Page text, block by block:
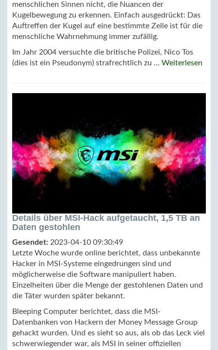
menschlichen Sinnen nicht, die Nuancen der
Kugelbewegung zu erkennen. Einfach ausgedrückt: Das
Auftreffen der Kugel auf eine bestimmte Zelle ist für die
menschliche Wahrnehmung immer zufällig.
Im Jahr 2004 versuchte die britische Polizei, Nico Tos
(dies ist ein Pseudonym) strafrechtlich zu ... Weiterlesen
Details über MSI-Hack aufgetaucht, 1,5 TB an
Daten gestohlen
Gesendet: 2023-04-10 09:30:49
Letzte Woche wurde online berichtet, dass unbekannte
Hacker in MSI-Systeme eingedrungen sind und
möglicherweise die Software manipuliert haben.
Einzelheiten über die Menge der gestohlenen Daten und
die Täter wurden später bekannt.
Bleeping Computer berichtet, dass die MSI-
Datenbanken von Hackern der Money Message Group
gehackt wurden. Und es sieht so aus, als ob das Leck viel
schwerwiegender war, als MSI in seiner offiziellen